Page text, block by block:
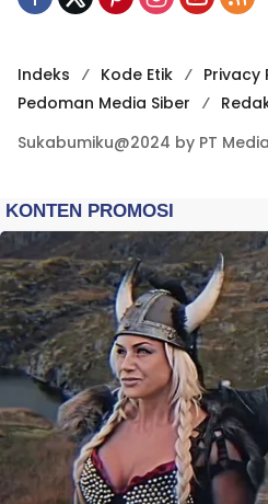
Indeks Kode Etik Privacy
Pedoman Media Siber
Sukabumiku@2024 by PT